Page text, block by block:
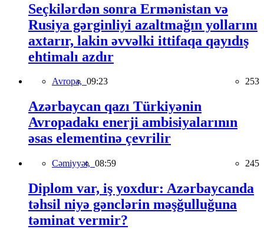
Seçkilərdən sonra Ermənistan və
Rusiya gərginliyi azaltmağın yollarını
axtarır, lakin əvvəlki ittifaqa qayıdış
ehtimalı azdır
Avropa, 09:23 253
Azərbaycan qazı Türkiyənin
Avropadakı enerji ambisiyalarının
əsas elementinə çevrilir
Cəmiyyət, 08:59 245
Diplom var, iş yoxdur: Azərbaycanda
təhsil niyə gənclərin məşğulluğuna
təminat vermir?